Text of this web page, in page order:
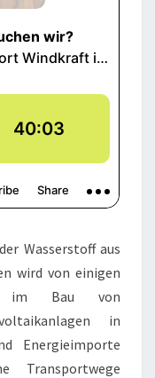
Wasserstoff aus
wird von einigen
im Bau von
in
Energieimporte
Transportwege